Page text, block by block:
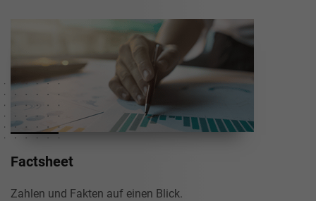
Factsheet
Zahlen und Fakten auf einen Blick.